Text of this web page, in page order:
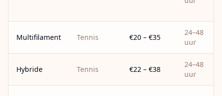
Multifilament Tennis €20 – €35
24–48
uur
Hybride Tennis €22 – €38
24–48
uur